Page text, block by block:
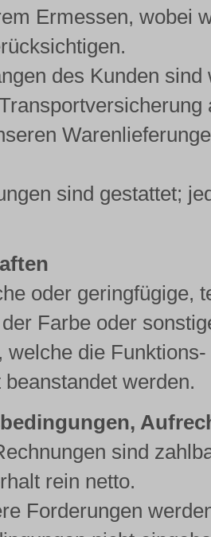
Ermessen, wobei
des Kunden
sind gestattet;
oder geringfügige,
Farbe oder
welche die
werden.
sind
rein netto.
Forderungen